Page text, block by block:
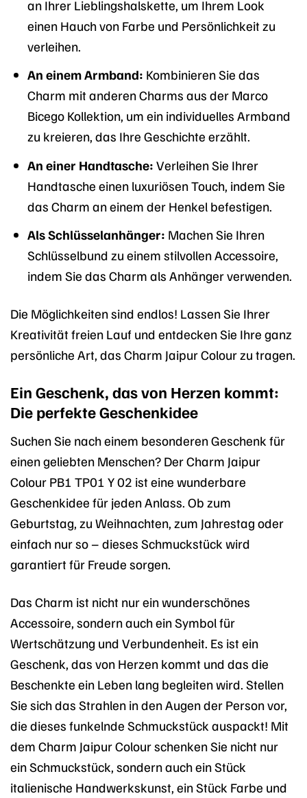
an Ihrer Lieblingshalskette, um Ihrem Look
einen Hauch von Farbe und Persönlichkeit zu
verleihen.
An einem Armband: Kombinieren Sie das
Charm mit anderen Charms aus der Marco
Bicego Kollektion, um ein individuelles Armband
zu kreieren, das Ihre Geschichte erzählt.
An einer Handtasche: Verleihen Sie Ihrer
Handtasche einen luxuriösen Touch, indem Sie
das Charm an einem der Henkel befestigen.
Als Schlüsselanhänger: Machen Sie Ihren
Schlüsselbund zu einem stilvollen Accessoire,
indem Sie das Charm als Anhänger verwenden.
Die Möglichkeiten sind endlos! Lassen Sie Ihrer
Kreativität freien Lauf und entdecken Sie Ihre ganz
persönliche Art, das Charm Jaipur Colour zu tragen.
Ein Geschenk, das von Herzen kommt:
Die perfekte Geschenkidee
Suchen Sie nach einem besonderen Geschenk für
einen geliebten Menschen? Der Charm Jaipur
Colour PB1 TP01 Y 02 ist eine wunderbare
Geschenkidee für jeden Anlass. Ob zum
Geburtstag, zu Weihnachten, zum Jahrestag oder
einfach nur so – dieses Schmuckstück wird
garantiert für Freude sorgen.
Das Charm ist nicht nur ein wunderschönes
Accessoire, sondern auch ein Symbol für
Wertschätzung und Verbundenheit. Es ist ein
Geschenk, das von Herzen kommt und das die
Beschenkte ein Leben lang begleiten wird. Stellen
Sie sich das Strahlen in den Augen der Person vor,
die dieses funkelnde Schmuckstück auspackt! Mit
dem Charm Jaipur Colour schenken Sie nicht nur
ein Schmuckstück, sondern auch ein Stück
italienische Handwerkskunst, ein Stück Farbe und